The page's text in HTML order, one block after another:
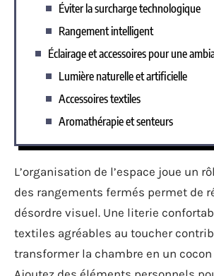
Éviter la surcharge technologique
Rangement intelligent
Éclairage et accessoires pour une
Lumière naturelle et artificielle
Accessoires textiles
Aromathérapie et senteurs
L’organisation de l’espace joue un
des rangements fermés permet de
désordre visuel. Une literie
textiles agréables au toucher
transformer la chambre en un cocon